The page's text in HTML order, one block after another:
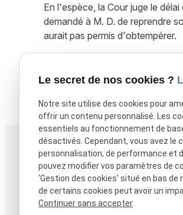
En l'espèce, la Cour juge le
demandé à M. D. de reprendre
aurait pas permis d'obtempérer.
En outre, le CHSCT a rendu
Téléphone
05 61 38 27 17
Le secret de nos cookies ?
Notre site utilise des cookies pour
offrir un contenu personnalisé. Les
essentiels au fonctionnement de
désactivés. Cependant, vous avez le
personnalisation, de performance et
pouvez modifier vos paramètres de
'Gestion des cookies' situé en bas
de certains cookies peut avoir un
Continuer sans accepter